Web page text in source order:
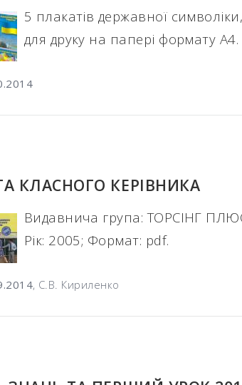
5 плакатів державної
для друку на папері формату А4.
КЛАСНОГО КЕРІВНИКА
Видавнича група: ТОРСІНГ
Рік: 2005; Формат: pdf.
, С.В. Кириленко